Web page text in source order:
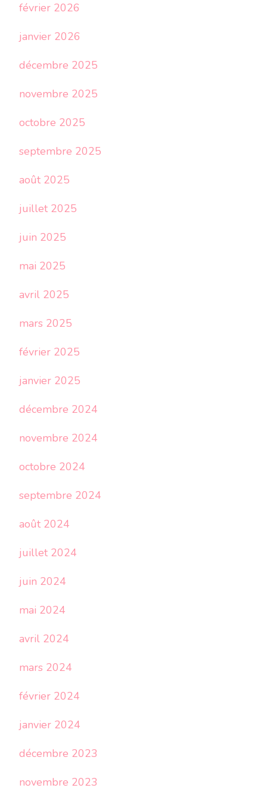
février 2026
janvier 2026
décembre 2025
novembre 2025
octobre 2025
septembre 2025
août 2025
juillet 2025
juin 2025
mai 2025
avril 2025
mars 2025
février 2025
janvier 2025
décembre 2024
novembre 2024
octobre 2024
septembre 2024
août 2024
juillet 2024
juin 2024
mai 2024
avril 2024
mars 2024
février 2024
janvier 2024
décembre 2023
novembre 2023